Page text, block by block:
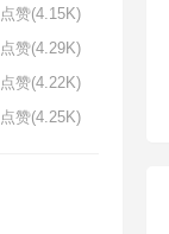
点赞(4.15K)
点赞(4.29K)
点赞(4.22K)
点赞(4.25K)